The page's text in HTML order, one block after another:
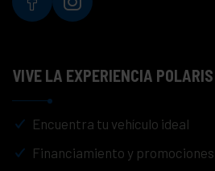
VIVE LA EXPERIENCIA POLARIS
Encuentra tu vehículo ideal
Financiamiento y